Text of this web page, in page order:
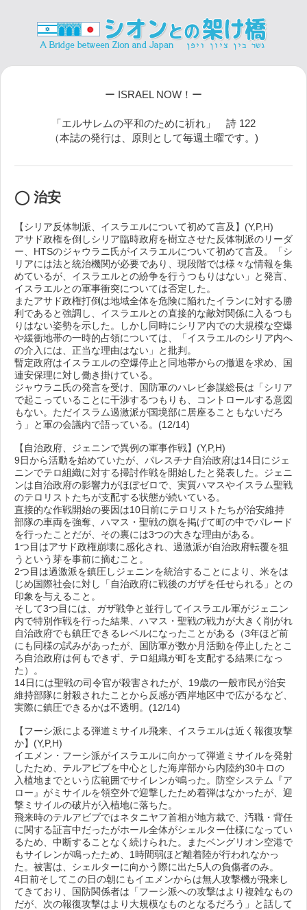
ー ISRAEL NOW！ー
「エルサレムの平和のために祈れ」 詩 122
（本誌の発行は、原則として毎週土曜です。)
◯ 治安
【シリア反体制派、イスラエルについて初めて言及】(Y,P,H)
アサド政権を倒しシリア臨時政府を樹立させた反体制派のリーダ
ー、HTSのジャウラニ氏がイスラエルについて初めて言及。「シ
リアには法と統治機関が必要であり、現段階では様々な情報を集
めているが、イスラエルとの紛争を行うつもりはない」と発言、
イスラエルとの軍事衝突については否定した。
またアサド政権打倒は地域全体を危険に陥れたイランに対する勝
利であると強調し、イスラエルとの直接的な敵対関係に入るつも
りはない姿勢を示した。しかし同時にシリア内での大規模な空爆
や緩衝地帯の一時的占領については、「イスラエルのシリア内へ
の介入には、正当な理由はない」と批判。
暫定政府はイスラエルの空爆停止と同地帯からの撤退を求め、国
連安保理に対し働き掛けている。
ジャウラニ氏の発言を受け、国防軍のハレビ参謀総長は「シリア
で起こっていることに干渉するつもりも、コントロールする意図
もない。ただイスラム過激派が国境部に居座ることもないだろ
う」と軍の会議内で語っている。(12/14)
【自治政府、ジェニンで異例の軍事作戦】(Y,P,H)
9日から活動を始めていたが、パレスチナ自治政府は14日にジェ
ニンでテロ組織に対する掃討作戦を開始したと発表した。ジェニ
ンは自治政府の影響力がほぼゼロで、実質ハマスやイスラム聖戦
のテロリストたちが支配する状態が続いている。
直接的な作戦開始の要因は10日前にテロリストたちが治安維持
部隊の車両を強奪、ハマス・聖戦の旗を掲げて町の中でパレード
を行ったことだが、その裏には3つの大きな理由がある。
1つ目はアサド政権崩壊に感化され、過激派が自治政府転覆を狙
うという芽を事前に摘むこと。
2つ目は過激派を鎮圧しジェニンを統治することにより、米をは
じめ国際社会に対し「自治政府に戦後のガザを任せられる」との
印象を与えること。
そして3つ目には、ガザ戦争と並行してイスラエル軍がジェニン
内で特別作戦を行った結果、ハマス・聖戦の戦力が大きく削がれ
自治政府でも鎮圧できるレベルになったことがある（3年ほど前
にも同様の試みがあったが、国防軍が数か月活動を停止したとこ
ろ自治政府は何もできず、テロ組織が町を支配する結果になっ
た）。
14日には聖戦の司令官が殺害されたが、19歳の一般市民が治安
維持部隊に射殺されたことから反感が西岸地区中で広がるなど、
実際に鎮圧できるかは不透明。(12/14)
【フーシ派による弾道ミサイル飛来、イスラエルは近く報復攻撃
か】(Y,P,H)
イエメン・フーシ派がイスラエルに向かって弾道ミサイルを発射
したため、テルアビブを中心とした海岸部から内陸約30キロの
入植地までという広範囲でサイレンが鳴った。防空システム『ア
ロー』がミサイルを領空外で迎撃したため着弾はなかったが、迎
撃ミサイルの破片が入植地に落ちた。
飛来時のテルアビブではネタニヤフ首相が地方裁で、汚職・背任
に関する証言中だったがホール全体がシェルター仕様になってい
るため、中断することなく続けられた。またベングリオン空港で
もサイレンが鳴ったため、1時間弱ほど離着陸が行われなかっ
た。被害は、シェルターに向かう際に出た5人の負傷者のみ。
4日前そしてこの日の朝にもイエメンからは無人攻撃機が飛来し
てきており、国防関係者は「フーシ派への攻撃はより複雑なもの
だが、次の報復攻撃はより大規模なものとなるだろう」と話して